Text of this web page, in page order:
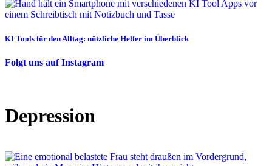
KI Tools für den Alltag: nützliche Helfer im Überblick
Folgt uns auf Instagram
Depression